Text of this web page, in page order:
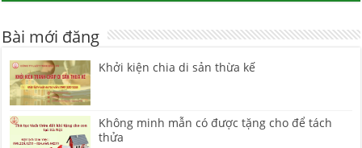
Bài mới đăng
Khởi kiện chia di sản thừa kế
Không minh mẫn có được tặng cho để tách
thửa